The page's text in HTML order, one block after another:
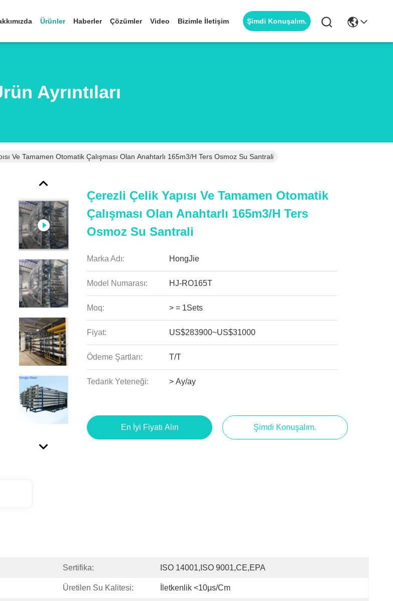
Ürünler Haberler Çözümler Video Bizimle İletişim Şimdi Konuşalım.
Ayrıntıları
Ve Tamamen Otomatik Çalışması Olan Anahtarlı 165m3/h Ters Osmoz Su Santrali
Çerezli Çelik Yapısı Ve Tamamen Otomatik
Çalışması Olan Anahtarlı 165m3/h Ters
Osmoz Su Santrali
Marka Adı: HongJie
Model Numarası: HJ-RO165T
Moq: > = 1Sets
Fiyat: US$283900~US$31000
Ödeme Şartları: T/T
Tedarik Yeteneği: > Ay/ay
En İyi Fiyatı Alın Şimdi Konuşalım.
Sertifika: ISO 14001,ISO 9001,CE,EPA
Üretilen Su Kalitesi: İletkenlik <10μs/cm